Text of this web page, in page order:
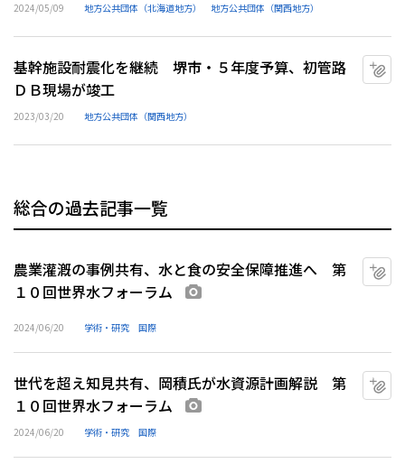
2024/05/09 地方公共団体（北海道地方） 地方公共団体（関西地方）
基幹施設耐震化を継続 堺市・５年度予算、初管路
ＤＢ現場が竣工
2023/03/20 地方公共団体（関西地方）
総合の過去記事一覧
農業灌漑の事例共有、水と食の安全保障推進へ 第
１０回世界水フォーラム
2024/06/20 学術・研究 国際
世代を超え知見共有、岡積氏が水資源計画解説 第
１０回世界水フォーラム
2024/06/20 学術・研究 国際